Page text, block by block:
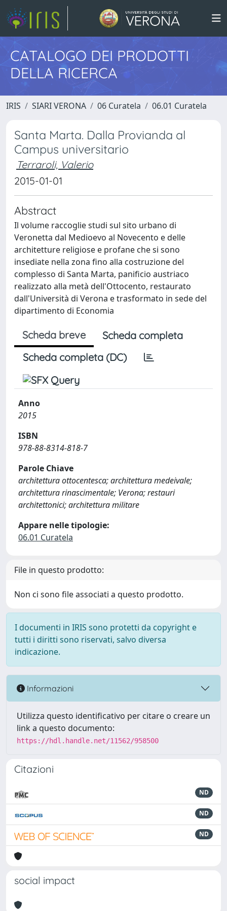
CATALOGO DEI PRODOTTI
DELLA RICERCA
IRIS SIARI VERONA 06 Curatela 06.01 Curatela
Santa Marta. Dalla Provianda al
Campus universitario
Terraroli, Valerio
2015-01-01
Abstract
Il volume raccoglie studi sul sito urbano di
Veronetta dal Medioevo al Novecento e delle
architetture religiose e profane che si sono
insediate nella zona fino alla costruzione del
complesso di Santa Marta, panificio austriaco
realizzato alla metà dell'Ottocento, restaurato
dall'Università di Verona e trasformato in sede del
dipartimento di Economia
Scheda breve
Scheda completa
Scheda completa (DC)
Anno
2015
ISBN
978-88-8314-818-7
Parole Chiave
architettura ottocentesca; architettura medeivale;
architettura rinascimentale; Verona; restauri
architettonici; architettura militare
Appare nelle tipologie:
06.01 Curatela
File in questo prodotto:
Non ci sono file associati a questo prodotto.
I documenti in IRIS sono protetti da copyright e
tutti i diritti sono riservati, salvo diversa
indicazione.
Informazioni
Utilizza questo identificativo per citare o creare un
link a questo documento:
https://hdl.handle.net/11562/958500
Citazioni
ND
ND
ND
social impact